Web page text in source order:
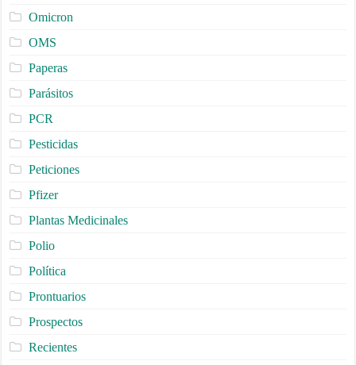
Omicron
OMS
Paperas
Parásitos
PCR
Pesticidas
Peticiones
Pfizer
Plantas Medicinales
Polio
Política
Prontuarios
Prospectos
Recientes